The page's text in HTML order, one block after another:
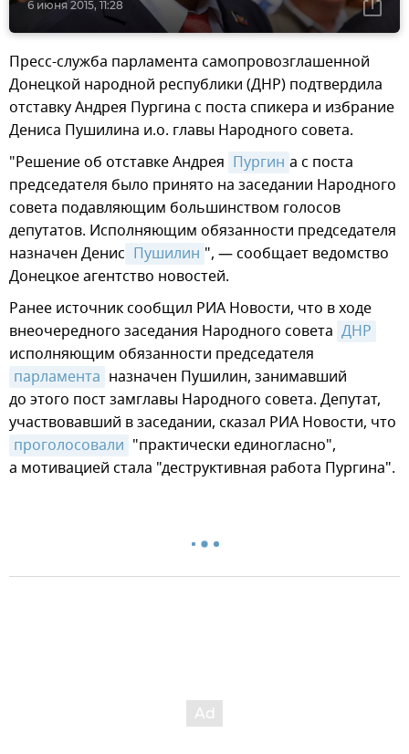
6 июня 2015, 11:28
Пресс-служба парламента самопровозглашенной
Донецкой народной республики (ДНР) подтвердила
отставку Андрея Пургина с поста спикера и избрание
Дениса Пушилина и.о. главы Народного совета.
"Решение об отставке Андрея Пургин а с поста
председателя было принято на заседании Народного
совета подавляющим большинством голосов
депутатов. Исполняющим обязанности председателя
назначен Денис Пушилин ", — сообщает ведомство
Донецкое агентство новостей.
Ранее источник сообщил РИА Новости, что в ходе
внеочередного заседания Народного совета ДНР
исполняющим обязанности председателя
парламента назначен Пушилин, занимавший
до этого пост замглавы Народного совета. Депутат,
участвовавший в заседании, сказал РИА Новости, что
проголосовали "практически единогласно",
а мотивацией стала "деструктивная работа Пургина".